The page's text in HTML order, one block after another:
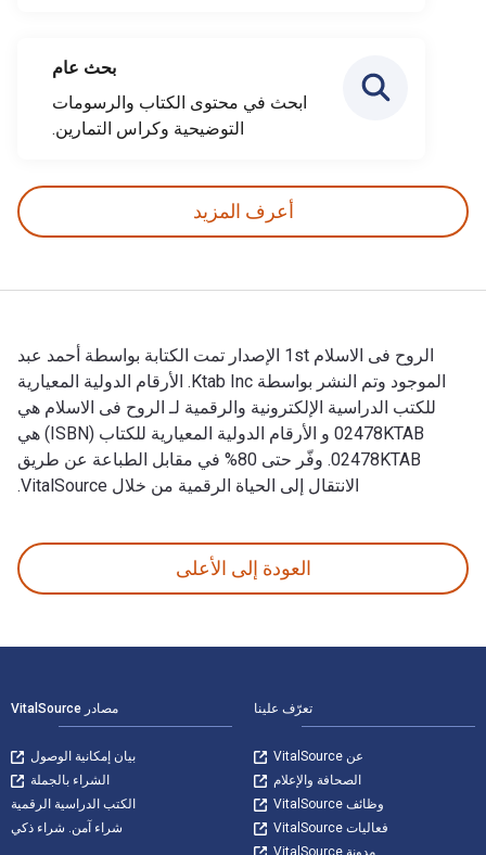
بحث عام
ابحث في محتوى الكتاب والرسومات
التوضيحية وكراس التمارين.
أعرف المزيد
الروح فى الاسلام 1st الإصدار تمت الكتابة بواسطة أحمد عبد
الموجود وتم النشر بواسطة Ktab Inc. الأرقام الدولية المعيارية
للكتب الدراسية الإلكترونية والرقمية لـ الروح فى الاسلام هي
02478KTAB و الأرقام الدولية المعيارية للكتاب (ISBN) هي
02478KTAB. وفّر حتى 80% في مقابل الطباعة عن طريق
الانتقال إلى الحياة الرقمية من خلال VitalSource.
العودة إلى الأعلى
تعرّف علينا
عن VitalSource
الصحافة والإعلام
وظائف VitalSource
فعاليات VitalSource
مدونة VitalSource
مصادر VitalSource
بيان إمكانية الوصول
الشراء بالجملة
الكتب الدراسية الرقمية
شراء آمن. شراء ذكي